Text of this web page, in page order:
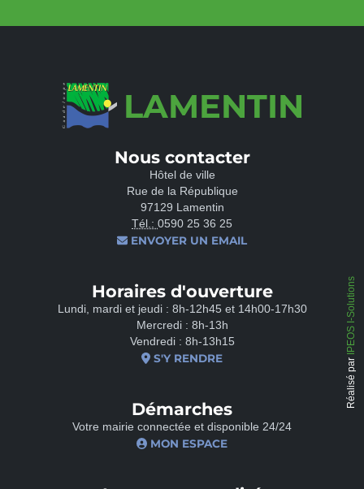
LAMENTIN
Nous contacter
Hôtel de ville
Rue de la République
97129 Lamentin
Tél.: 0590 25 36 25
ENVOYER UN EMAIL
Horaires d'ouverture
Lundi, mardi et jeudi : 8h-12h45 et 14h00-17h30
Mercredi : 8h-13h
Vendredi : 8h-13h15
S'Y RENDRE
Démarches
Votre mairie connectée et disponible 24/24
MON ESPACE
Réalisé par
IPEOS I-Solutions